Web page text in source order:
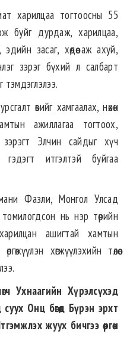
харилцаа тогтоосны 55
буйг дурдаж, харилцаа,
засаг, хөдөө аж ахуй,
зэрэг бүхий л салбарт
тэмдэглэлээ.
өвийг хамгаалах, нөхөн
ажиллагаа тогтоох,
зэрэгт Элчин сайдыг хүч
итгэлтэй буйгаа
Фазли, Монгол Улсад
нь нэр төрийн
ашигтай хамтын
хөгжүүлэхийн төлөө
Ухнаагийн Хүрэлсүхэд
Онц бөгөөд Бүрэн эрхт
жуух бичгээ өргөн